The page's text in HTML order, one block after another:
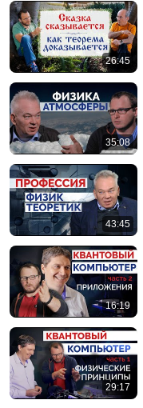
26:45
35:08
43:45
16:19
29:17